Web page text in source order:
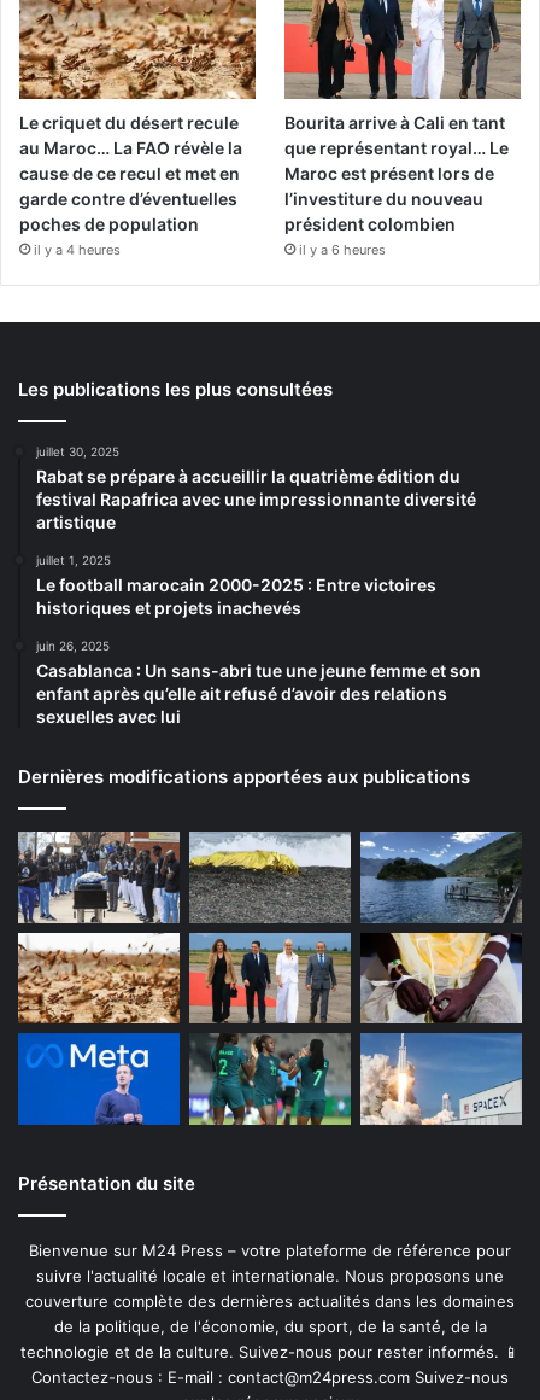
Le criquet du désert recule
au Maroc… La FAO révèle la
cause de ce recul et met en
garde contre d’éventuelles
poches de population
il y a 4 heures
Bourita arrive à Cali en tant
que représentant royal… Le
Maroc est présent lors de
l’investiture du nouveau
président colombien
il y a 6 heures
Les publications les plus consultées
juillet 30, 2025
Rabat se prépare à accueillir la quatrième édition du
festival Rapafrica avec une impressionnante diversité
artistique
juillet 1, 2025
Le football marocain 2000-2025 : Entre victoires
historiques et projets inachevés
juin 26, 2025
Casablanca : Un sans-abri tue une jeune femme et son
enfant après qu’elle ait refusé d’avoir des relations
sexuelles avec lui
Dernières modifications apportées aux publications
Présentation du site
Bienvenue sur M24 Press – votre plateforme de référence pour
suivre l'actualité locale et internationale. Nous proposons une
couverture complète des dernières actualités dans les domaines
de la politique, de l'économie, du sport, de la santé, de la
technologie et de la culture. Suivez-nous pour rester informés. 📱
Contactez-nous : E-mail : contact@m24press.com Suivez-nous